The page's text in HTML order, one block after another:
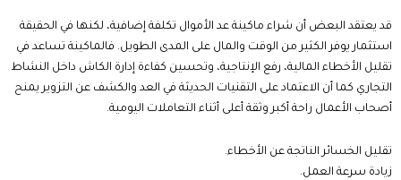
قد يعتقد البعض أن شراء ماكينة عد الأموال تكلفة إضافية، لكنها في الحقيقة
استثمار يوفر الكثير من الوقت والمال على المدى الطويل. فالماكينة تساعد في
تقليل الأخطاء المالية، رفع الإنتاجية، وتحسين كفاءة إدارة الكاش داخل النشاط
التجاري كما أن الاعتماد على التقنيات الحديثة في العد والكشف عن التزوير يمنح
أصحاب الأعمال راحة أكبر وثقة أعلى أثناء التعاملات اليومية.
تقليل الخسائر الناتجة عن الأخطاء.
زيادة سرعة العمل.